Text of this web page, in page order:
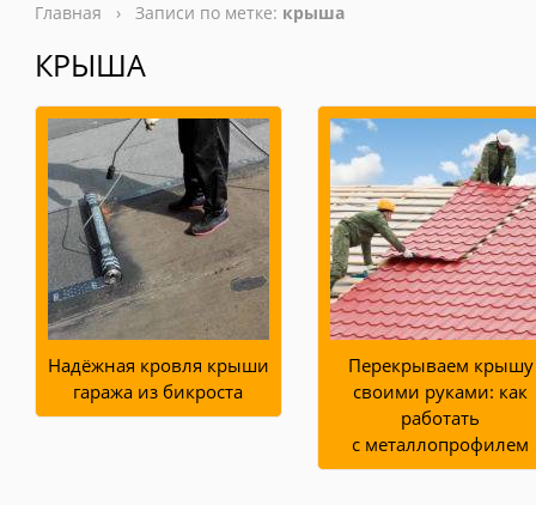
Главная › Записи по метке: крыша
КРЫША
Надёжная кровля крыши
гаража из бикроста
Перекрываем крышу
своими руками: как
работать
с металлопрофилем